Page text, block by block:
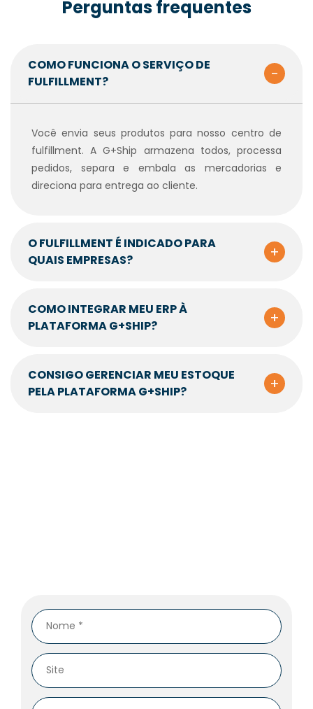
Perguntas frequentes
COMO FUNCIONA O SERVIÇO DE
FULFILLMENT?
-
Você envia seus produtos para nosso centro de
fulfillment. A G+Ship armazena todos, processa
pedidos, separa e embala as mercadorias e
direciona para entrega ao cliente.
O FULFILLMENT É INDICADO PARA
QUAIS EMPRESAS?
+
COMO INTEGRAR MEU ERP À
PLATAFORMA G+SHIP?
+
CONSIGO GERENCIAR MEU ESTOQUE
PELA PLATAFORMA G+SHIP?
+